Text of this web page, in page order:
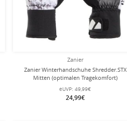
Zanier
Zanier Winterhandschuhe Shredder.STX
Mitten (optimalen Tragekomfort)
eUVP: 49,99€
24,99€